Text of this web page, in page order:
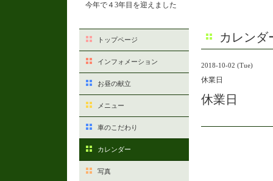
今年で４3年目を迎えました
カレンダ
2018-10-02 (Tue)
休業日
休業日
トップページ
インフォメーション
お昼の献立
メニュー
車のこだわり
カレンダー
写真